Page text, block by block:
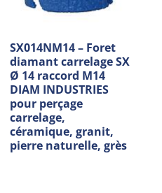
SX014NM14 – Foret
diamant carrelage SX
Ø 14 raccord M14
DIAM INDUSTRIES
pour perçage
carrelage,
céramique, granit,
pierre naturelle, grès